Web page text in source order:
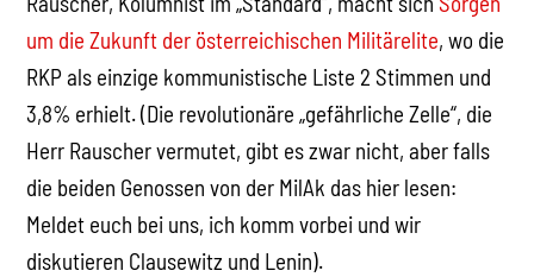
um die Zukunft der österreichischen Militärelite, wo die
RKP als einzige kommunistische Liste 2 Stimmen und
3,8% erhielt. (Die revolutionäre „gefährliche Zelle“, die
Herr Rauscher vermutet, gibt es zwar nicht, aber falls
die beiden Genossen von der MilAk das hier lesen:
Meldet euch bei uns, ich komm vorbei und wir
diskutieren Clausewitz und Lenin).